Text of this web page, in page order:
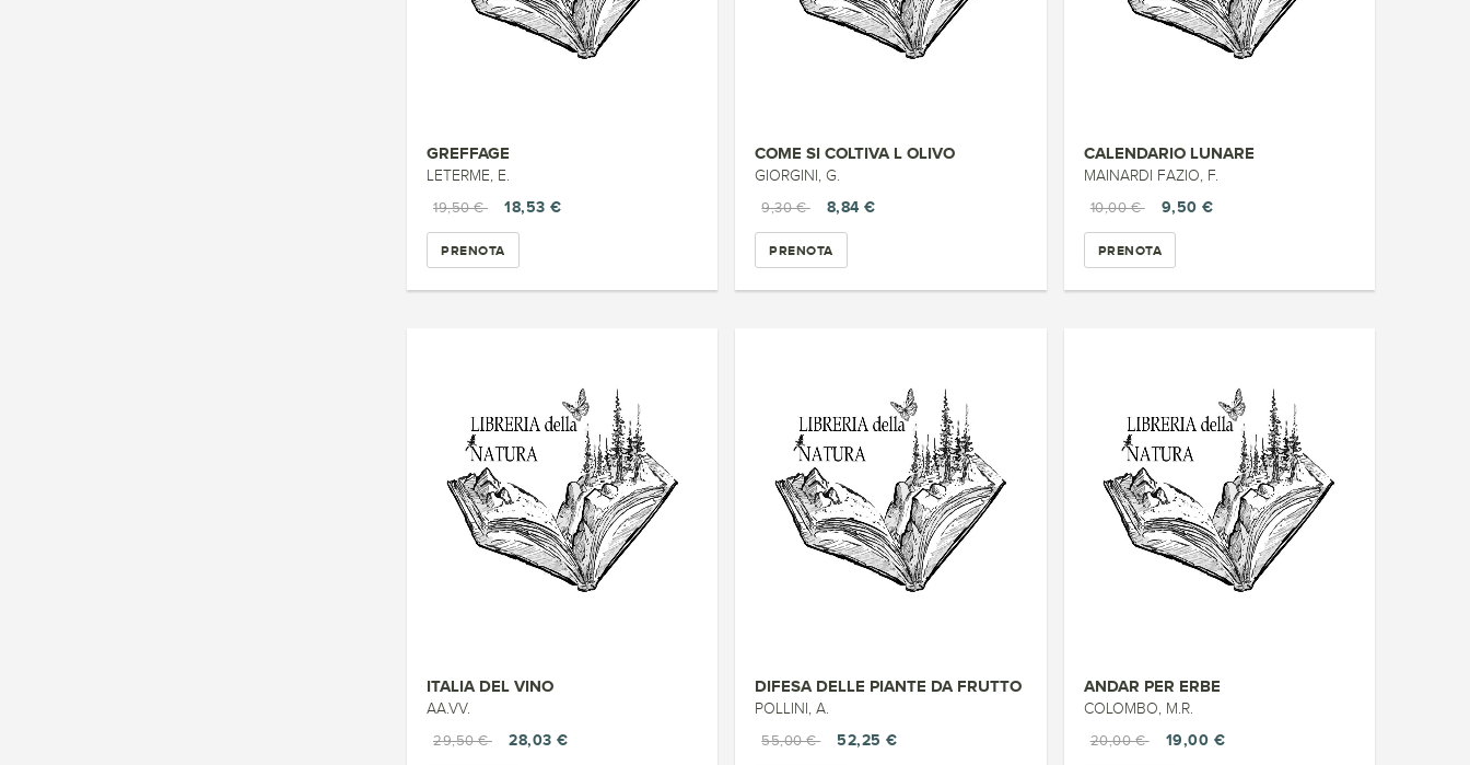
GREFFAGE
LETERME, E.
19,50 €
18,53 €
PRENOTA
COME SI COLTIVA L OLIVO
GIORGINI, G.
9,30 €
8,84 €
PRENOTA
CALENDARIO LUNARE
MAINARDI FAZIO, F.
10,00 €
9,50 €
PRENOTA
ITALIA DEL VINO
AA.VV.
29,50 €
28,03 €
DIFESA DELLE PIANTE DA FRUTTO
POLLINI, A.
55,00 €
52,25 €
ANDAR PER ERBE
COLOMBO, M.R.
20,00 €
19,00 €